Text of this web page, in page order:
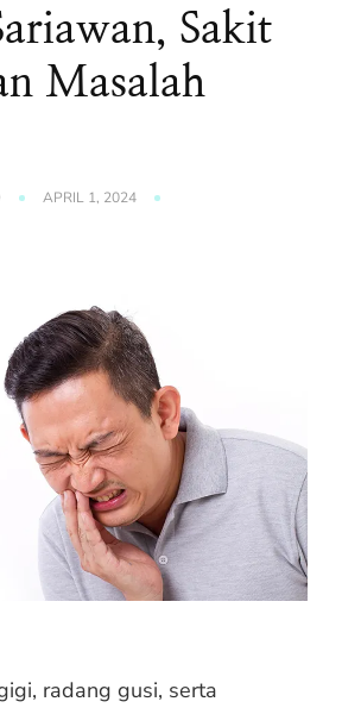
Sakit
Masalah
APRIL 1, 2024
SOLUSI
AMPUH
UNTUK
SARIAWAN,
SAKIT
GIGI,
MASALAH
radang gusi, serta